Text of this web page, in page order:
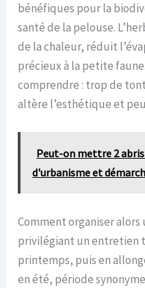
bénéfiques pour la
santé de la pelouse.
de la chaleur, réduit
précieux à la petite
comprendre : trop de
altère l’esthétique et
Peut-on mettre 2 abris
d'urbanisme et
Comment organiser alors
privilégiant un entretien
printemps, puis en
en été, période